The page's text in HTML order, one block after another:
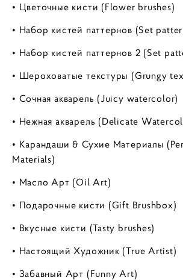
• Цветочные кисти (Flower brushes)
• Набор кистей паттернов (Set
• Набор кистей паттернов 2 (Set
• Шероховатые текстуры (Grungy
• Сочная акварель (Juicy watercolor)
• Нежная акварель (Delicate
• Карандаши & Сухие Материалы
Materials)
• Масло Арт (Oil Art)
• Подарочные кисти (Gift Brushbox)
• Вкусные кисти (Tasty brushes)
• Настоящий Художник (True Artist)
• Забавный Арт (Funny Art)